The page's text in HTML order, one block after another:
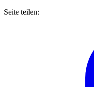
Seite teilen: